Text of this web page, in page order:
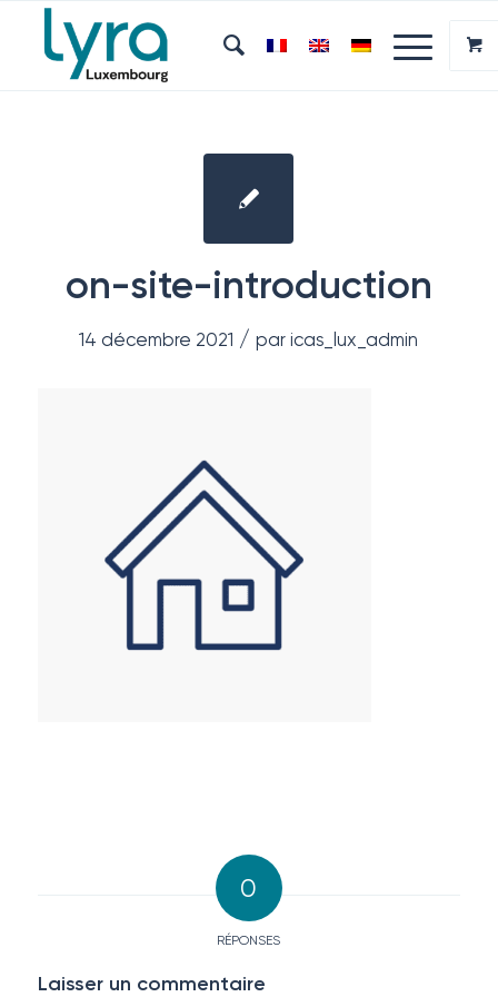
on-site-introduction
14 décembre 2021 / paricas_lux_admin
0
RÉPONSES
Laisser un commentaire